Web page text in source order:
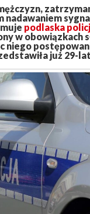
nadawaniem
podlaska
w obowiązkach
niego
już 29-